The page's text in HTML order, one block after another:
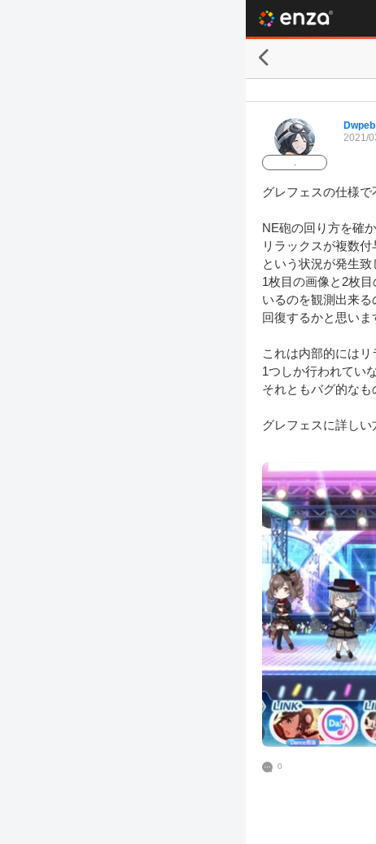
Dwpeb
2021/
グレフェスの仕様で
NE砲の回り方を確
リラックスが複数
という状況が発生致
1枚目の画像と2枚
いるのを観測出来
回復するかと思いま
これは内部的には
1つしか行われてい
それともバグ的なも
グレフェスに詳しい
0